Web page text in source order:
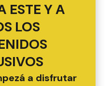
ESTE Y A
LOS
a disfrutar